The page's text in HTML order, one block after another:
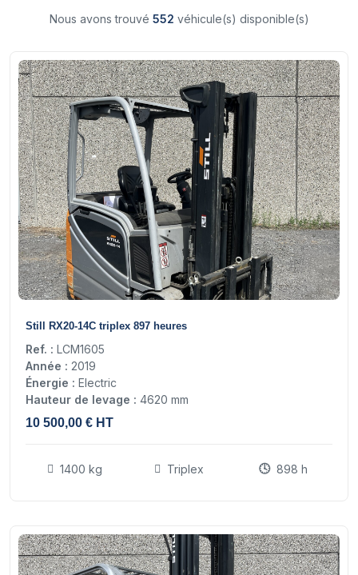
Nous avons trouvé 552 véhicule(s) disponible(s)
Still RX20-14C triplex 897 heures
Ref. : LCM1605
Année : 2019
Énergie : Electric
Hauteur de levage : 4620 mm
10 500,00 € HT
1400 kg Triplex 898 h